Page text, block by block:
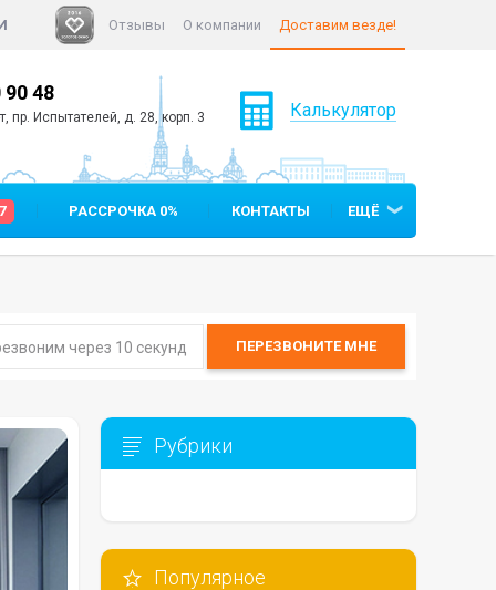
Отзывы О компании Доставим везде!
48
пр. Испытателей, д. 28, корп. 3
+7 (812)
Калькулятор
РАССРОЧКА 0% КОНТАКТЫ ЕЩЁ
ПЕРЕЗВОНИТЕМНЕ
Рубрики
Популярное